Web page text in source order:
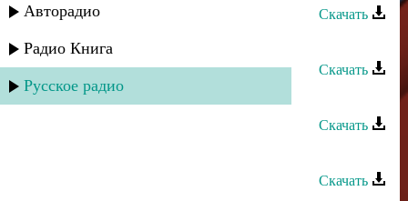
Авторадио
Радио Книга
Русское радио
Скачать
Загир Магомедов - Любимая
Скачать
Тагир Алиев - Для тебя любимая
Скачать
Скачать